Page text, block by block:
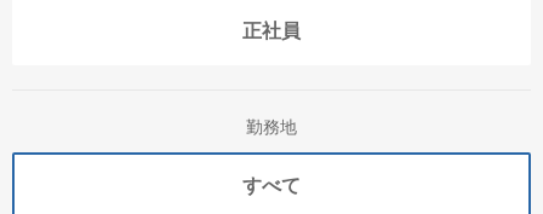
正社員
勤務地
すべて